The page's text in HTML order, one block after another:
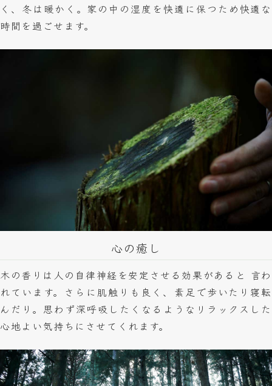
く、冬は暖かく。家の中の湿度を快適に保つため快適な
時間を過ごせます。
心の癒し
木の香りは人の自律神経を安定させる効果があると 言わ
れています。さらに肌触りも良く、素足で歩いたり寝転
んだり。思わず深呼吸したくなるようなリラックスした
心地よい気持ちにさせてくれます。